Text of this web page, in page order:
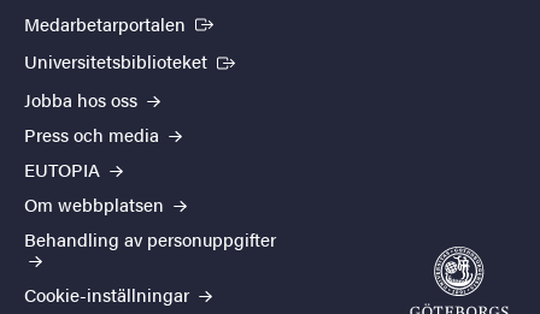
Medarbetarportalen (Extern länk)
Universitetsbiblioteket (Extern länk)
Jobba hos oss
Press och media
EUTOPIA
Om webbplatsen
Behandling av personuppgifter
Cookie-inställningar